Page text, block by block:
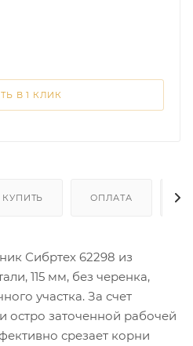
В 1 КЛИК
КУПИТЬ ОПЛАТА
Сибртех 62298 из
115 мм, без черенка,
участка. За счет
остро заточенной рабочей
срезает корни